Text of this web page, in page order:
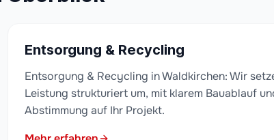
Entsorgung & Recycling
Entsorgung & Recycling in Waldkirchen: Wir
Leistung strukturiert um, mit klarem Bauablauf
Abstimmung auf Ihr Projekt.